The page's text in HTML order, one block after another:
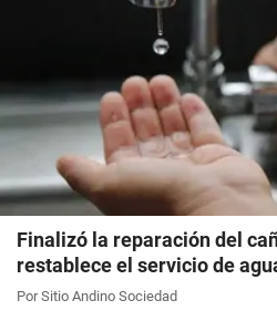
Finalizó la reparación del
restablece el servicio de
Por Sitio Andino Sociedad